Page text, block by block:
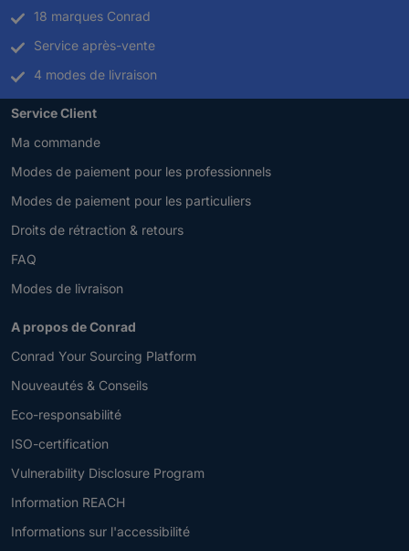
18 marques Conrad
Service après-vente
4 modes de livraison
Service Client
Ma commande
Modes de paiement pour les professionnels
Modes de paiement pour les particuliers
Droits de rétraction & retours
FAQ
Modes de livraison
A propos de Conrad
Conrad Your Sourcing Platform
Nouveautés & Conseils
Eco-responsabilité
ISO-certification
Vulnerability Disclosure Program
Information REACH
Informations sur l'accessibilité